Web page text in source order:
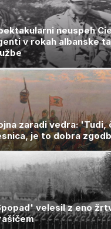
neuspeh
v rokah albanske
zaradi vedra: 'Tudi,
je to dobra
velesil z eno